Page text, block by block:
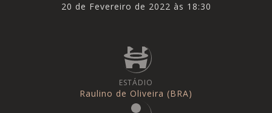
20 de Fevereiro de 2022 às 18:30
ESTÁDIO
Raulino de Oliveira (BRA)